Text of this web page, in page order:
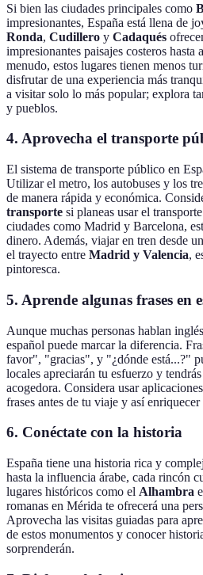
Si bien las ciudades principales como
impresionantes, España está llena de
Ronda, Cudillero y Cadaqués
impresionantes paisajes costeros hasta
menudo, estos lugares tienen menos
disfrutar de una experiencia más
a visitar solo lo más popular; explora
y pueblos.
4. Aprovecha el transporte
El sistema de transporte público en
Utilizar el metro, los autobuses y los
de manera rápida y económica.
transporte si planeas usar el
ciudades como Madrid y Barcelona,
dinero. Además, viajar en tren desde
el trayecto entre Madrid y Valencia,
pintoresca.
5. Aprende algunas frases en
Aunque muchas personas hablan
español puede marcar la diferencia.
favor", "gracias", y "¿dónde está...?"
locales apreciarán tu esfuerzo y
acogedora. Considera usar
frases antes de tu viaje y así
6. Conéctate con la historia
España tiene una historia rica y
hasta la influencia árabe, cada rincón
lugares históricos como el Alhambra
romanas en Mérida te ofrecerá una
Aprovecha las visitas guiadas para
de estos monumentos y conocer
sorprenderán.